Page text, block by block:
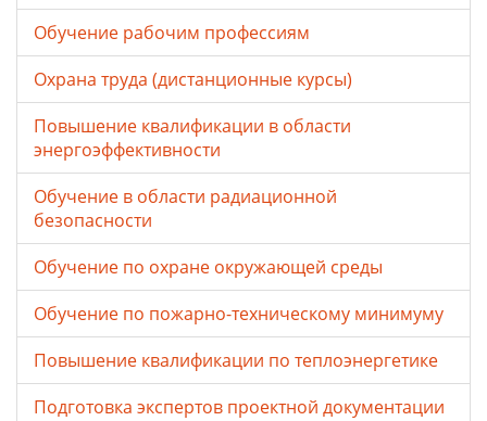
Обучение рабочим профессиям
Охрана труда (дистанционные курсы)
Повышение квалификации в области
энергоэффективности
Обучение в области радиационной
безопасности
Обучение по охране окружающей среды
Обучение по пожарно-техническому минимуму
Повышение квалификации по теплоэнергетике
Подготовка экспертов проектной документации